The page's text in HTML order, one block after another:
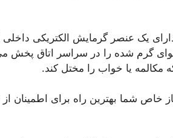
یک عنصر گرمایش الکتریکی
گرم شده را در سراسر اتاق پخش
مکالمه یا خواب را مختل کند.
خاص شما بهترین راه برای اطمینان